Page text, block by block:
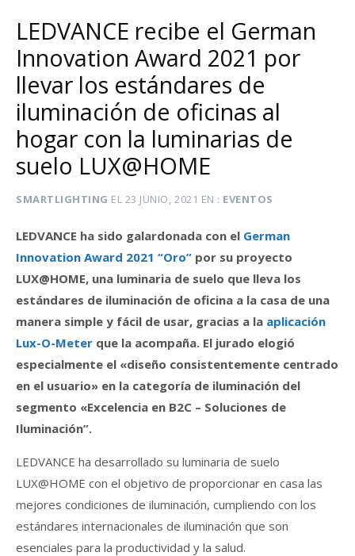
LEDVANCE recibe el German
Innovation Award 2021 por
llevar los estándares de
iluminación de oficinas al
hogar con la luminarias de
suelo LUX@HOME
SMARTLIGHTING EL 23 JUNIO, 2021 EN EVENTOS
LEDVANCE ha sido galardonada con el German
Innovation Award 2021 “Oro” por su proyecto
LUX@HOME, una luminaria de suelo que lleva los
estándares de iluminación de oficina a la casa de una
manera simple y fácil de usar, gracias a la aplicación
Lux-O-Meter que la acompaña. El jurado elogió
especialmente el «diseño consistentemente centrado
en el usuario» en la categoría de iluminación del
segmento «Excelencia en B2C – Soluciones de
Iluminación”.
LEDVANCE ha desarrollado su luminaria de suelo
LUX@HOME con el objetivo de proporcionar en casa las
mejores condiciones de iluminación, cumpliendo con los
estándares internacionales de iluminación que son
esenciales para la productividad y la salud.